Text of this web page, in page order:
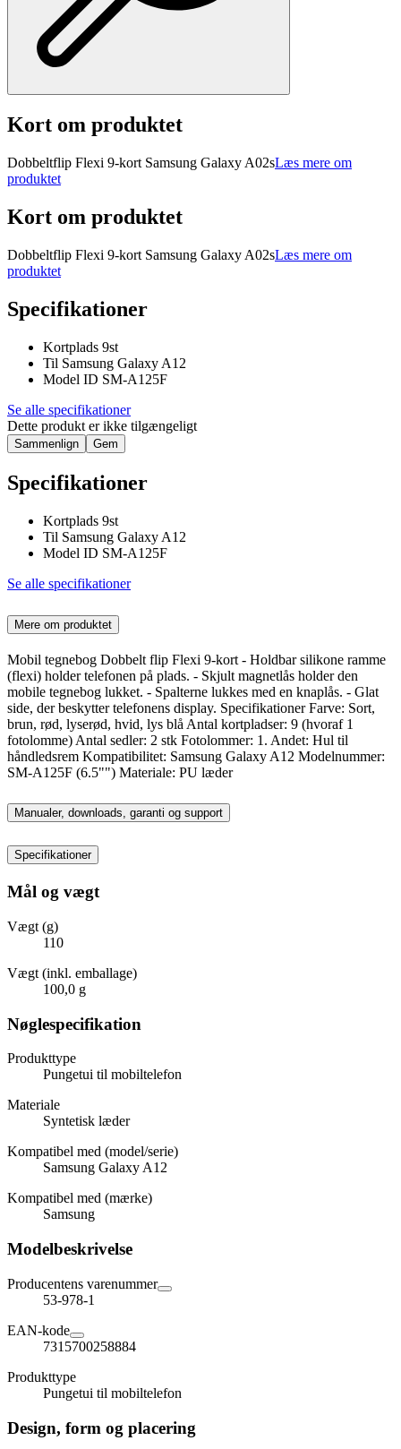
Kort om produktet
Dobbeltflip Flexi 9-kort Samsung Galaxy A02sLæs mere om
produktet
Kort om produktet
Dobbeltflip Flexi 9-kort Samsung Galaxy A02sLæs mere om
produktet
Specifikationer
Kortplads 9st
Til Samsung Galaxy A12
Model ID SM-A125F
Se alle specifikationer
Dette produkt er ikke tilgængeligt
Sammenlign Gem
Specifikationer
Kortplads 9st
Til Samsung Galaxy A12
Model ID SM-A125F
Se alle specifikationer
Mere om produktet
Mobil tegnebog Dobbelt flip Flexi 9-kort - Holdbar silikone ramme
(flexi) holder telefonen på plads. - Skjult magnetlås holder den
mobile tegnebog lukket. - Spalterne lukkes med en knaplås. - Glat
side, der beskytter telefonens display. Specifikationer Farve: Sort,
brun, rød, lyserød, hvid, lys blå Antal kortpladser: 9 (hvoraf 1
fotolomme) Antal sedler: 2 stk Fotolommer: 1. Andet: Hul til
håndledsrem Kompatibilitet: Samsung Galaxy A12 Modelnummer:
SM-A125F (6.5"") Materiale: PU læder
Manualer, downloads, garanti og support
Specifikationer
Mål og vægt
Vægt (g)
110
Vægt (inkl. emballage)
100,0 g
Nøglespecifikation
Produkttype
Pungetui til mobiltelefon
Materiale
Syntetisk læder
Kompatibel med (model/serie)
Samsung Galaxy A12
Kompatibel med (mærke)
Samsung
Modelbeskrivelse
Producentens varenummer
53-978-1
EAN-kode
7315700258884
Produkttype
Pungetui til mobiltelefon
Design, form og placering